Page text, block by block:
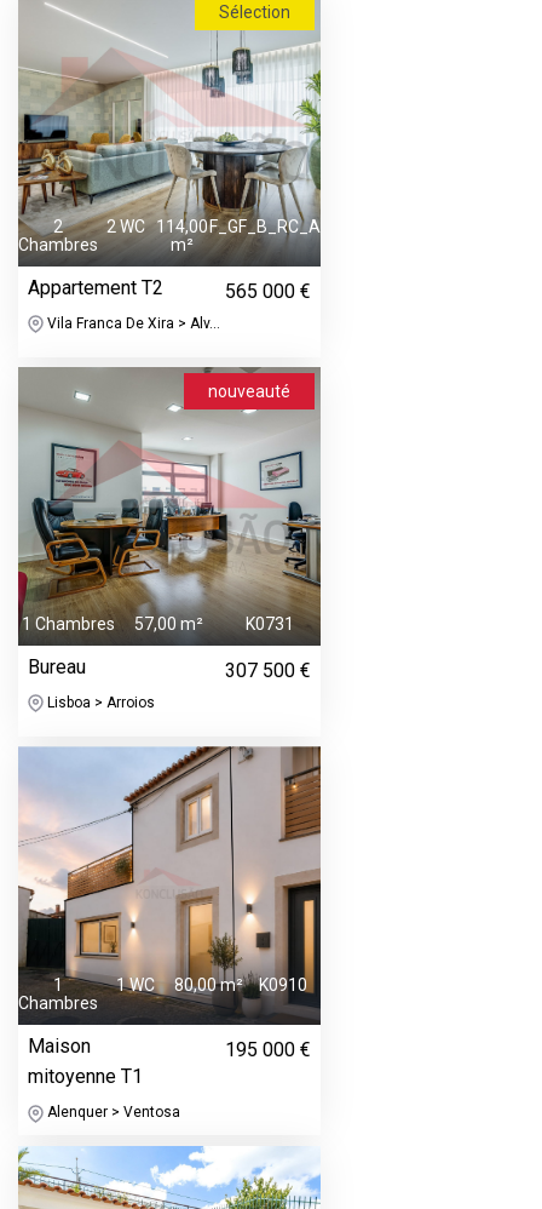
Sélection
2
Chambres
2 WC 114,00
m²
F_GF_B_RC_A
Appartement T2 565 000 €
Vila Franca De Xira > Alv...
nouveauté
1 Chambres 57,00 m² K0731
Bureau 307 500 €
Lisboa > Arroios
1
Chambres
1 WC 80,00 m² K0910
Maison
mitoyenne T1
195 000 €
Alenquer > Ventosa